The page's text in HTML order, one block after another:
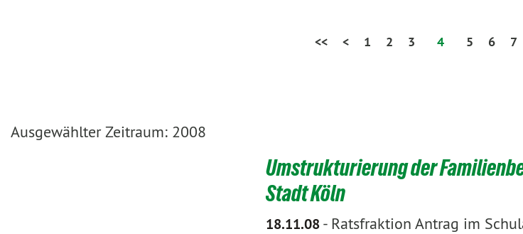
<< < 1 2 3 4 5 6 7
Ausgewählter Zeitraum: 2008
Umstrukturierung der
Stadt Köln
18.11.08- Ratsfraktion Antrag im